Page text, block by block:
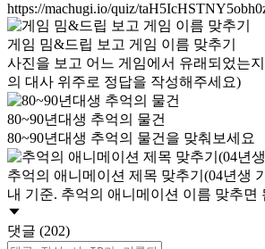
https://machugi.io/quiz/
게임 밈&드립 보고 게임 이름 맞추기
사진을 보고 어느 게임에서 유래되었는
의 대사 위주로 정답을 작성해주세요)
80~90년대생 추억의 물건
80~90년대생 추억의 물건을 맞춰보세요
추억의 애니메이션 제목 맞추기(04년생
내 기준. 추억의 애니메이션 이름 맞추면
댓글 (202)